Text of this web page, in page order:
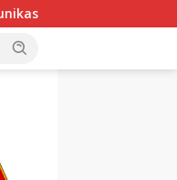
Kian Parah?